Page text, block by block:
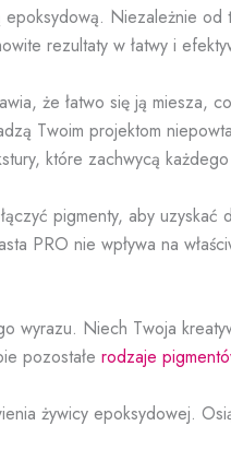
epoksydową. Niezależnie od
rezultaty w łatwy i
że łatwo się ją miesza,
Twoim projektom
które zachwycą
pigmenty, aby uzyskać
PRO nie wpływa na
wyrazu. Niech Twoja
pozostałe rodzaje
żywicy epoksydowej.